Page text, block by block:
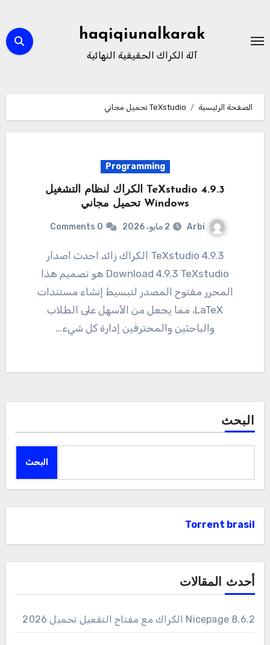
المحتوى
haqiqiunalkarak
آلة الكراك الحقيقية النهائية
الصفحة الرئيسية TeXstudio تحميل مجاني
Programming
TeXstudio 4.9.3 الكراك لنظام التشغيل
Windows تحميل مجاني
Arbi 2 مايو، 2026 0 Comments
4.9.3 TeXstudio الكراك زائد احدث اصدار
Download 4.9.3 TeXstudio هو تصميم هذا
المحرر مفتوح المصدر لتبسيط إنشاء مستندات
LaTeX، مما يجعل من الأسهل على الطلاب
والباحثين والمحترفين إدارة كل شيء…
البحث
البحث
Torrent brasil
أحدث المقالات
Nicepage 8.6.2 الكراك مع مفتاح التفعيل تحميل 2026